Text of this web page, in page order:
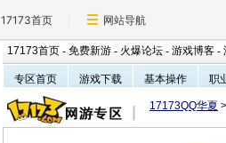
17173首页 网站导航
17173首页 - 免费新游 - 火爆论坛 - 游戏博客 -
专区首页 游戏下载 基本操作 职
17173QQ华夏 >